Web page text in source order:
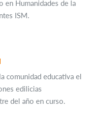
en Humanidades de la
ISM.
comunidad educativa el
edilicias
del año en curso.